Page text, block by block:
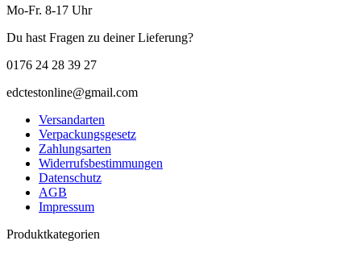
Mo-Fr. 8-17 Uhr
Du hast Fragen zu deiner Lieferung?
0176 24 28 39 27
edctestonline@gmail.com
Versandarten
Verpackungsgesetz
Zahlungsarten
Widerrufsbestimmungen
Datenschutz
AGB
Impressum
Produktkategorien